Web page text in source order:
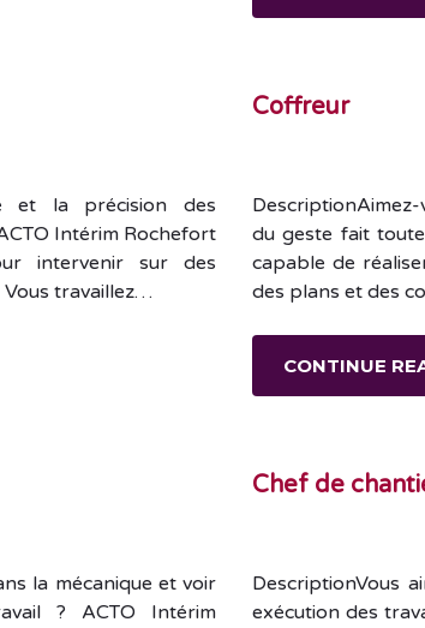
et la précision des
Intérim Rochefort
intervenir sur des
travaillez…
Coffreur
du geste fait
capable de
des plans et des
CONTINUE
la mécanique et voir
? ACTO Intérim
Chef de
DescriptionVous
exécution des